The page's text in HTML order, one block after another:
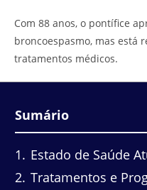
Com 88 anos, o pontífice
broncoespasmo, mas está
tratamentos médicos.
Sumário
1
Estado de Saúde
2 Tratamentos e